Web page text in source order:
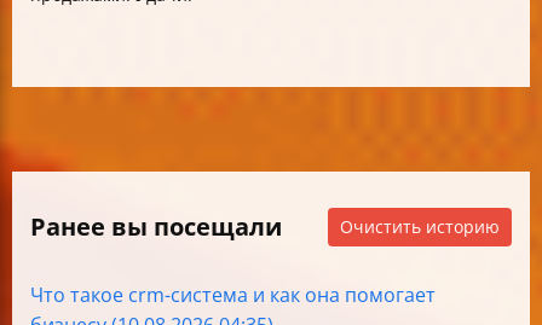
Ранее вы посещали Очистить историю
Что такое crm-система и как она помогает